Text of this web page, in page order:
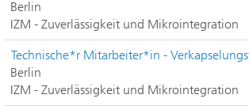
Berlin
IZM - Zuverlässigkeit und Mikrointegration
Technische*r Mitarbeiter*in -
Berlin
IZM - Zuverlässigkeit und Mikrointegration